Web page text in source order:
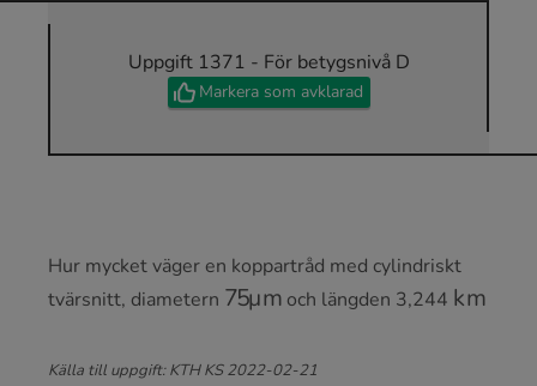
Uppgift 1371 - För betygsnivå D
Markera som avklarad
Hur mycket väger en koppartråd med cylindriskt
tvärsnitt, diametern
75μm
och längden 3,244
km
Källa till uppgift: KTH KS 2022-02-21